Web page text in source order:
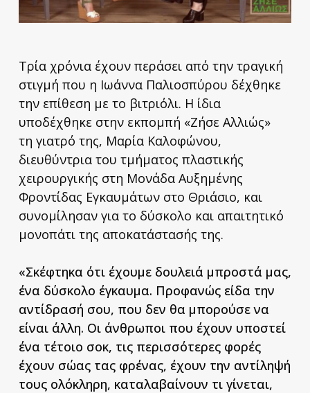
Τρία χρόνια έχουν περάσει από την τραγική
στιγμή που η Ιωάννα Παλιοσπύρου δέχθηκε
την επίθεση με το βιτριόλι. Η ίδια
υποδέχθηκε στην εκπομπή «Ζήσε Αλλιώς»
τη γιατρό της, Μαρία Καλοφώνου,
διευθύντρια του τμήματος πλαστικής
χειρουργικής στη Μονάδα Αυξημένης
Φροντίδας Εγκαυμάτων στο Θριάσιο, και
συνομίλησαν για το δύσκολο και απαιτητικό
μονοπάτι της αποκατάστασής της.
«Σκέφτηκα ότι έχουμε δουλειά μπροστά μας,
ένα δύσκολο έγκαυμα. Προφανώς είδα την
αντίδρασή σου, που δεν θα μπορούσε να
είναι άλλη. Οι άνθρωποι που έχουν υποστεί
ένα τέτοιο σοκ, τις περισσότερες φορές
έχουν σώας τας φρένας, έχουν την αντίληψή
τους ολόκληρη, καταλαβαίνουν τι γίνεται,